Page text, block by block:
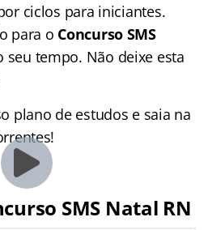
ciclos para iniciantes.
para o Concurso SMS
seu tempo. Não deixe esta
plano de estudos e saia na
SMS Natal RN